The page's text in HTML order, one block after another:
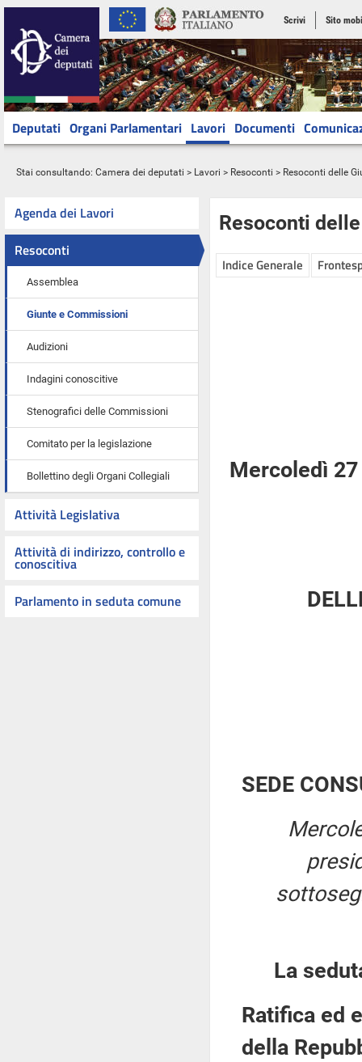
Scrivi Sito
Deputati Organi Parlamentari Lavori Documenti
Stai consultando: Camera dei deputati > Lavori > Resoconti > Resoconti delle
Agenda dei Lavori
Resoconti
Assemblea
Giunte e Commissioni
Audizioni
Indagini conoscitive
Stenografici delle Commissioni
Comitato per la legislazione
Bollettino degli Organi Collegiali
Attività Legislativa
Attività di indirizzo, controllo e
conoscitiva
Parlamento in seduta comune
Resoconti
Indice Generale
Mercoledì
SEDE
La
Ratifica ed
della